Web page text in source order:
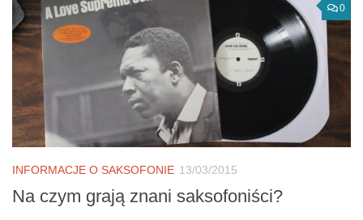
0
INFORMACJE O SAKSOFONIE 13/03/2015
Na czym grają znani saksofoniści?